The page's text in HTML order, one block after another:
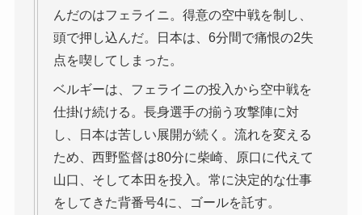
んだのはフェライニ。得意の空中戦を制し、
頭で押し込んだ。日本は、6分間で痛恨の2失
点を喫してしまった。
ベルギーは、フェライニの投入から空中戦を
仕掛け続ける。長身選手の揃う攻撃陣に対
し、日本は苦しい展開が続く。流れを変える
ため、西野監督は80分に柴崎、原口に代えて
山口、そして本田を投入。常に決定的な仕事
をしてきた背番号4に、ゴールを託す。